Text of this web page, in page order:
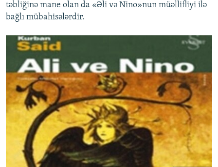
təbliğinə mane olan da «Əli və Nino»nun müəllifliyi ilə
bağlı mübahisələrdir.